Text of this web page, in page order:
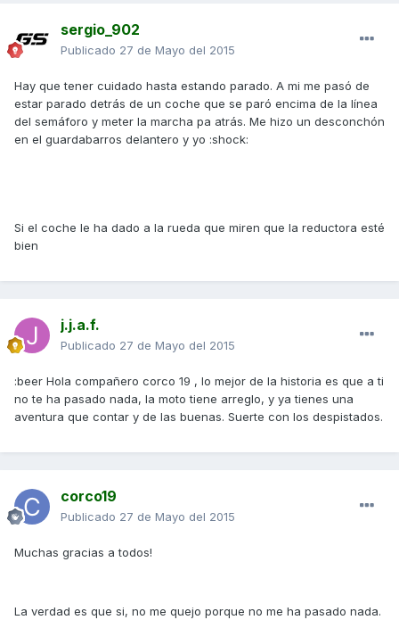
sergio_902
Publicado 27 de Mayo del 2015
Hay que tener cuidado hasta estando parado. A mi me pasó de
estar parado detrás de un coche que se paró encima de la línea
del semáforo y meter la marcha pa atrás. Me hizo un desconchón
en el guardabarros delantero y yo :shock:
Si el coche le ha dado a la rueda que miren que la reductora esté
bien
j.j.a.f.
Publicado 27 de Mayo del 2015
:beer Hola compañero corco 19 , lo mejor de la historia es que a ti
no te ha pasado nada, la moto tiene arreglo, y ya tienes una
aventura que contar y de las buenas. Suerte con los despistados.
corco19
Publicado 27 de Mayo del 2015
Muchas gracias a todos!
La verdad es que si, no me quejo porque no me ha pasado nada.